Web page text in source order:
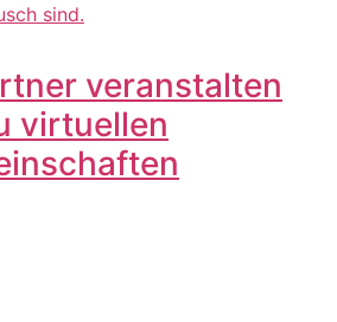
veranstalten
virtuellen